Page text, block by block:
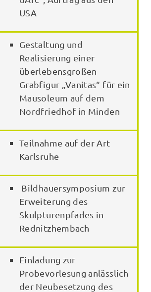
USA
Gestaltung und
Realisierung einer
überlebensgroßen
Grabfigur „Vanitas“ für ein
Mausoleum auf dem
Nordfriedhof in Minden
Teilnahme auf der Art
Karlsruhe
Bildhauersymposium zur
Erweiterung des
Skulpturenpfades in
Rednitzhembach
Einladung zur
Probevorlesung anlässlich
der Neubesetzung des